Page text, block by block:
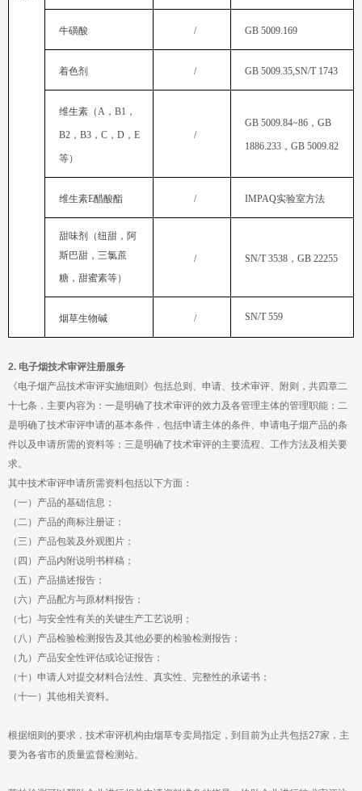
牛磺酸 / GB 5009.169
着色剂 / GB 5009.35,SN/T 1743
维生素（A ， B1 ，
B2 ， B3 ， C ， D ， E
等）
/
GB 5009.84~86 ，
1886.233 ， GB 5009.82
维生素E醋酸酯 / IMPAQ实验室方法
糖，甜蜜素等）
/ SN/T 3538 ， GB 22255
烟草生物碱 / SN/T 559
2. 电子烟技术审评注册服务
求。
其中技术审评申请所需资料包括以下方面：
（一）产品的基础信息；
（二）产品的商标注册证；
（三）产品包装及外观图片；
（四）产品内附说明书样稿；
（五）产品描述报告；
（六）产品配方与原材料报告；
（七）与安全性有关的关键生产工艺说明；
（八）产品检验检测报告及其他必要的检验检测报告；
（九）产品安全性评估或论证报告；
（十）申请人对提交材料合法性、真实性、完整性的承诺书；
（十一）其他相关资料。
根据细则的要求，技术审评机构由烟草专卖局指定，到目前为止共包括27
要为各省市的质量监督检测站。